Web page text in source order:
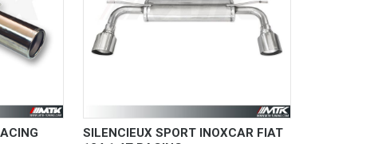
SILENCIEUX SPORT INOXCAR FIAT